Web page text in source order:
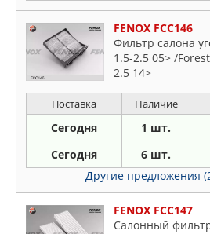
FENOX FCC146
Фильтр салона
1.5-2.5 05> /
2.5 14>
Поставка Наличие
Сегодня 1 шт.
Сегодня 6 шт.
Другие предложения
FENOX FCC147
Салонный